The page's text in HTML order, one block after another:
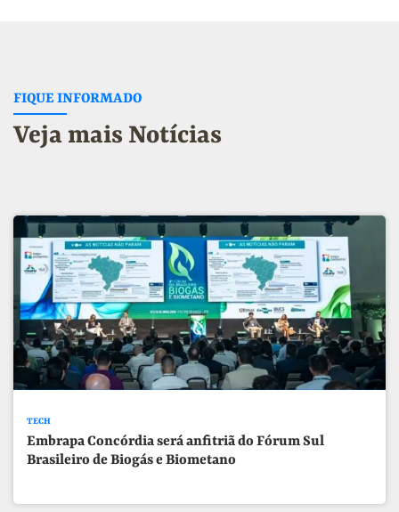
FIQUE INFORMADO
Veja mais Notícias
TECH
Embrapa Concórdia será anfitriã do Fórum Sul
Brasileiro de Biogás e Biometano